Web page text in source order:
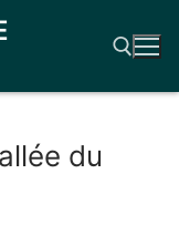
du